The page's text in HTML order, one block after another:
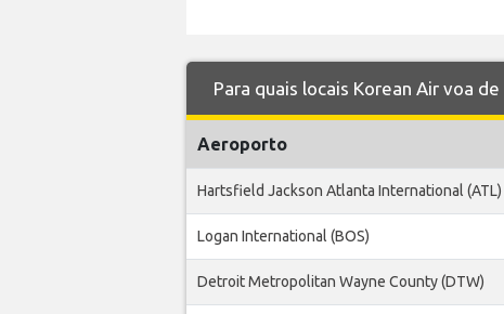
Para quais locais Korean Air voa
Aeroporto
Hartsfield Jackson Atlanta International (ATL)
Logan International (BOS)
Detroit Metropolitan Wayne County (DTW)